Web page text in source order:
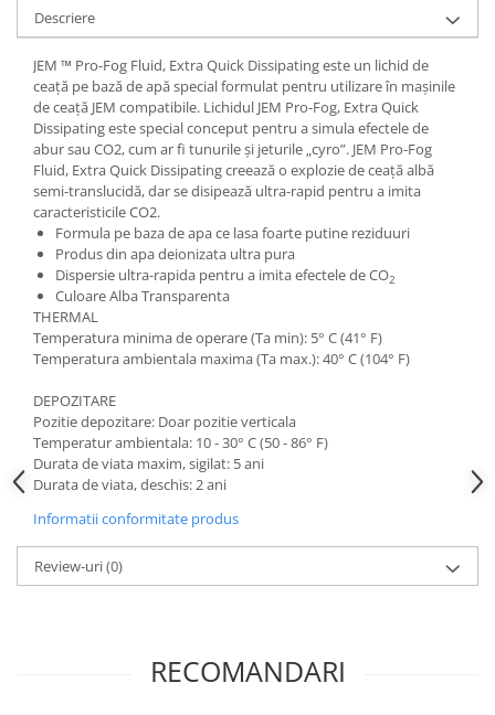
Casti
Casti fara fir
DI Box
Interfete audio
Microfoane
Accesorii pentru Microfoane
Headset-uri si lavaliere
Microfoane cu fir pentru live
Microfoane de captura
Microfoane pentru instrumente
Microfoane USB - Podcast, Gaming
Sisteme wireless
Mixere
Accesorii mixere
Mixere analogice
Mixere digitale
Mixere pentru DJ
Monitorizare In-Ear
Descriere
JEM ™ Pro-Fog Fluid, Extra Quick Dissipating este un lichid de
ceață pe bază de apă special formulat pentru utilizare în mașinile
de ceață JEM compatibile. Lichidul JEM Pro-Fog, Extra Quick
Dissipating este special conceput pentru a simula efectele de
abur sau CO2, cum ar fi tunurile și jeturile „cyro”. JEM Pro-Fog
Fluid, Extra Quick Dissipating creează o explozie de ceață albă
semi-translucidă, dar se disipează ultra-rapid pentru a imita
caracteristicile CO2.
Formula pe baza de apa ce lasa foarte putine reziduuri
Produs din apa deionizata ultra pura
Dispersie ultra-rapida pentru a imita efectele de CO2
Culoare Alba Transparenta
THERMAL
Temperatura minima de operare (Ta min): 5° C (41° F)
Temperatura ambientala maxima (Ta max.): 40° C (104° F)
DEPOZITARE
Pozitie depozitare: Doar pozitie verticala
Temperatur ambientala: 10 - 30° C (50 - 86° F)
Durata de viata maxim, sigilat: 5 ani
Durata de viata, deschis: 2 ani
Informatii conformitate produs
Review-uri(0)
RECOMANDARI